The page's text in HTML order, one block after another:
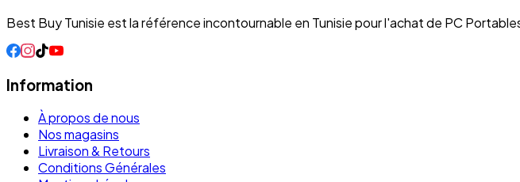
Best Buy Tunisie est la référence incontournable en Tunisie pour l'achat de PC
Information
À propos de nous
Nos magasins
Livraison & Retours
Conditions Générales